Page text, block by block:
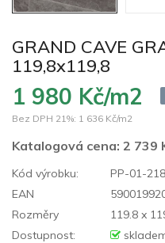
GRAND CAVE
119,8x119,8
1 980 Kč/m2
Bez DPH 21%: 1 636 Kč/m2
Katalogová cena: 2 739
Kód výrobku:
PP-01-
EAN
Rozměry
119.8 x
Dostupnost: